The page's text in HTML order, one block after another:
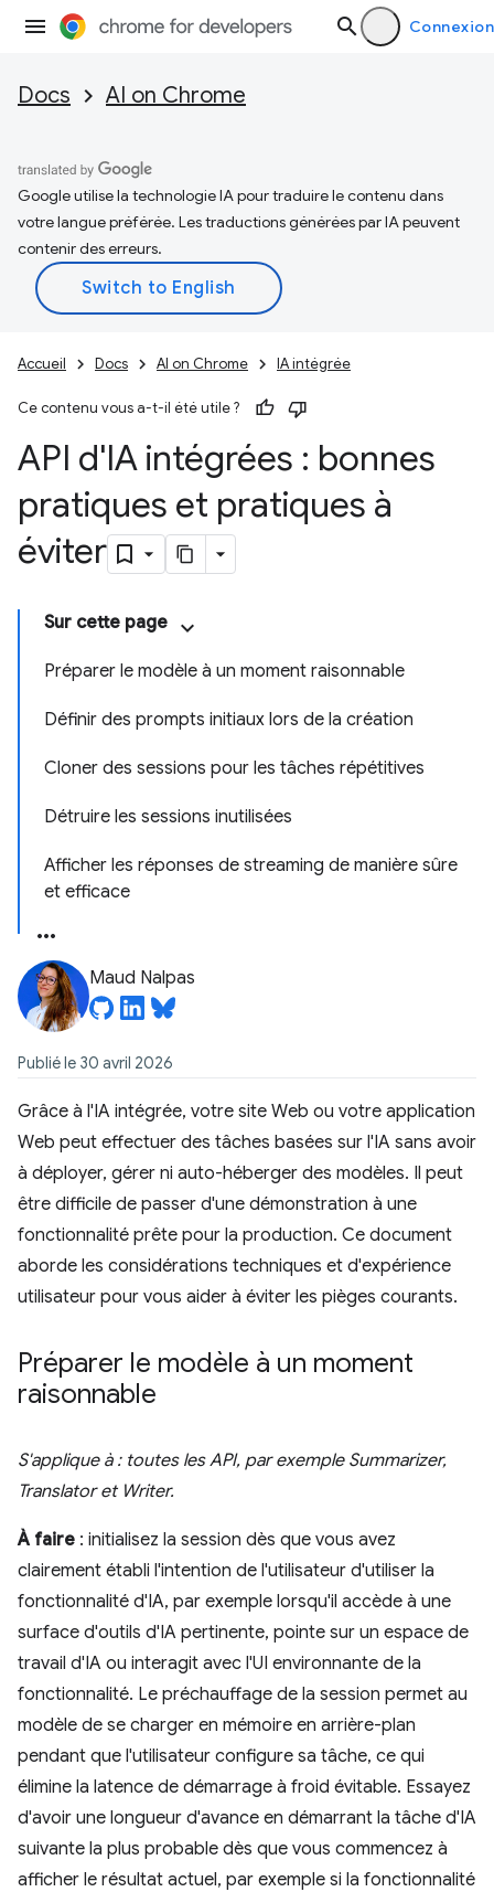
Connexion
Docs AI on Chrome
Google utilise la technologie IA pour traduire le contenu dans
votre langue préférée. Les traductions générées par IA peuvent
contenir des erreurs.
Accueil Docs AI on Chrome IA intégrée
Ce contenu vous a-t-il été utile ?
API d'IA intégrées : bonnes
pratiques et pratiques à
éviter
Sur cette page
Préparer le modèle à un moment raisonnable
Définir des prompts initiaux lors de la création
Cloner des sessions pour les tâches répétitives
Détruire les sessions inutilisées
Afficher les réponses de streaming de manière sûre
et efficace
Maud Nalpas
Publié le 30 avril 2026
Grâce à l'IA intégrée, votre site Web ou votre application
Web peut effectuer des tâches basées sur l'IA sans avoir
à déployer, gérer ni auto-héberger des modèles. Il peut
être difficile de passer d'une démonstration à une
fonctionnalité prête pour la production. Ce document
aborde les considérations techniques et d'expérience
utilisateur pour vous aider à éviter les pièges courants.
Préparer le modèle à un moment
raisonnable
S'applique à : toutes les API, par exemple Summarizer,
Translator et Writer.
À faire : initialisez la session dès que vous avez
clairement établi l'intention de l'utilisateur d'utiliser la
fonctionnalité d'IA, par exemple lorsqu'il accède à une
surface d'outils d'IA pertinente, pointe sur un espace de
travail d'IA ou interagit avec l'UI environnante de la
fonctionnalité. Le préchauffage de la session permet au
modèle de se charger en mémoire en arrière-plan
pendant que l'utilisateur configure sa tâche, ce qui
élimine la latence de démarrage à froid évitable. Essayez
d'avoir une longueur d'avance en démarrant la tâche d'IA
suivante la plus probable dès que vous commencez à
afficher le résultat actuel, par exemple si la fonctionnalité